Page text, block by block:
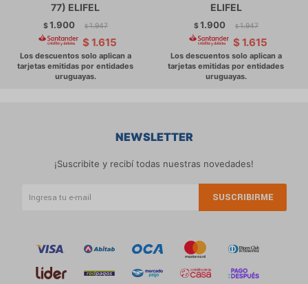
77) ELIFEL
$1.900 $ 1.947
$ 1.615
ELIFEL
$1.900 $ 1.947
$ 1.615
NEWSLETTER
¡Suscribite y recibí todas nuestras novedades!
SUSCRIBIRME